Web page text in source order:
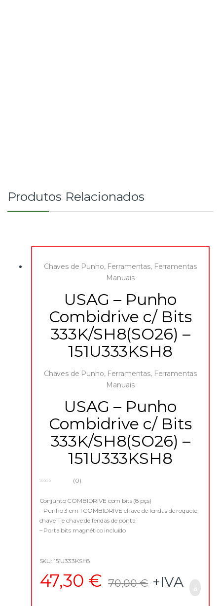
Produtos Relacionados
Chaves de Punho, Ferramentas, Ferramentas
Manuais
USAG – Punho
Combidrive c/ Bits
333K/SH8(SO26) –
151U333KSH8
Chaves de Punho, Ferramentas, Ferramentas
Manuais
USAG – Punho
Combidrive c/ Bits
333K/SH8(SO26) –
151U333KSH8
u
o
f
5
(0)
Conjunto COMBIDRIVE com bits (8 pçs)
– Punho 3 em 1 COMBIDRIVE chave de fendas de roquete,
chave T e chave de fendas de ponta
– Porta bits magnético incluído
SKU: 151U333KSH8
47,30 € 70,00€ +IVA